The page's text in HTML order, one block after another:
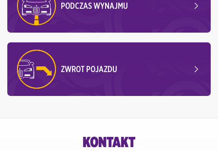
PODCZAS WYNAJMU
ZWROT POJAZDU
KONTAKT